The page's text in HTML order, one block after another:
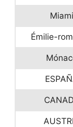
Miami
Émilie-